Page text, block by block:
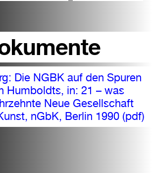
Die NGBK auf den Spuren
Humboldts, in: 21 – was
Neue Gesellschaft
nGbK, Berlin 1990 (pdf)